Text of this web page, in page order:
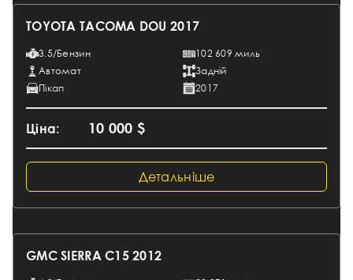
TOYOTA TACOMA DOU 2017
3.5/Бензин
102 609 миль
Автомат
Задній
Пікап
2017
Ціна: 10 000 $
Детальніше
GMC SIERRA C15 2012